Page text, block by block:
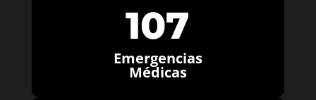
107
Emergencias
Médicas